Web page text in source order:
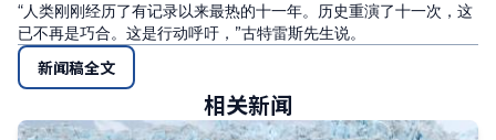
“人类刚刚经历了有记录以来最热的十一年。历史重演了十一次，这
已不再是巧合。这是行动呼吁，”古特雷斯先生说。
新闻稿全文
相关新闻